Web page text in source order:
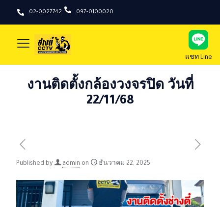
02-0027742 097-0100020
แชท Line
งานติดตั้งกล้องวงจรปิด วันที่
22/11/68
Published by admin on ธันวาคม 22, 2025